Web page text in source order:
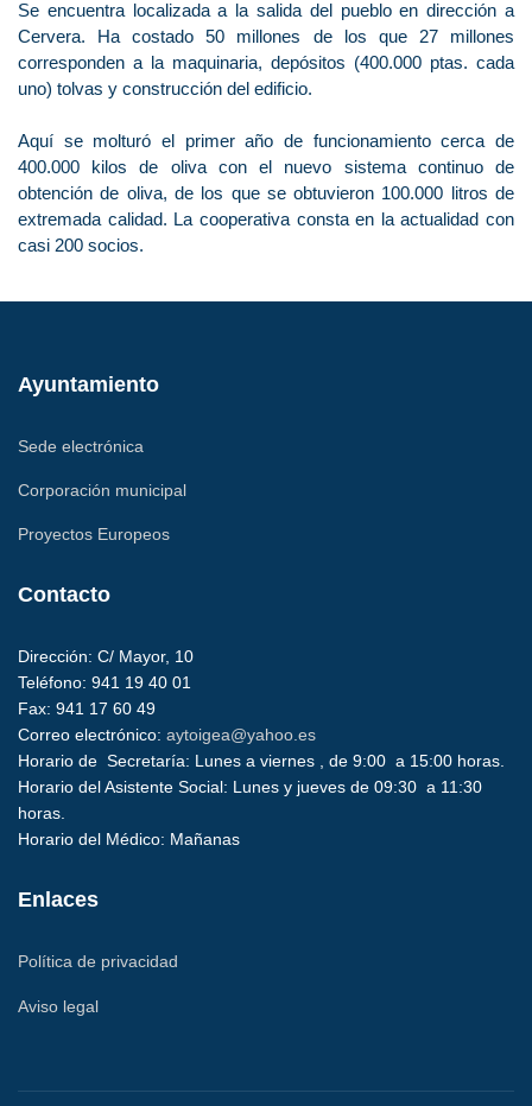
Se encuentra localizada a la salida del pueblo en dirección a
Cervera. Ha costado 50 millones de los que 27 millones
corresponden a la maquinaria, depósitos (400.000 ptas. cada
uno) tolvas y construcción del edificio.
Aquí se molturó el primer año de funcionamiento cerca de
400.000 kilos de oliva con el nuevo sistema continuo de
obtención de oliva, de los que se obtuvieron 100.000 litros de
extremada calidad. La cooperativa consta en la actualidad con
casi 200 socios.
Ayuntamiento
Sede electrónica
Corporación municipal
Proyectos Europeos
Contacto
Dirección: C/ Mayor, 10
Teléfono: 941 19 40 01
Fax: 941 17 60 49
Correo electrónico: aytoigea@yahoo.es
Horario de Secretaría: Lunes a viernes , de 9:00 a 15:00 horas.
Horario del Asistente Social: Lunes y jueves de 09:30 a 11:30
horas.
Horario del Médico: Mañanas
Enlaces
Política de privacidad
Aviso legal